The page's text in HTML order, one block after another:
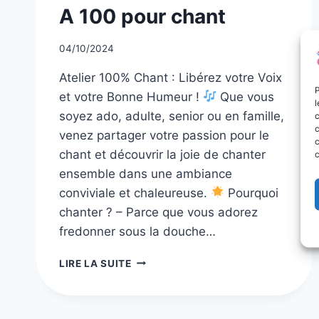
A 100 pour chant
04/10/2024
Atelier 100% Chant : Libérez votre Voix
et votre Bonne Humeur !
Que vous
soyez ado, adulte, senior ou en famille,
venez partager votre passion pour le
chant et découvrir la joie de chanter
ensemble dans une ambiance
conviviale et chaleureuse.
Pourquoi
chanter ? – Parce que vous adorez
fredonner sous la douche…
LIRE LA SUITEA